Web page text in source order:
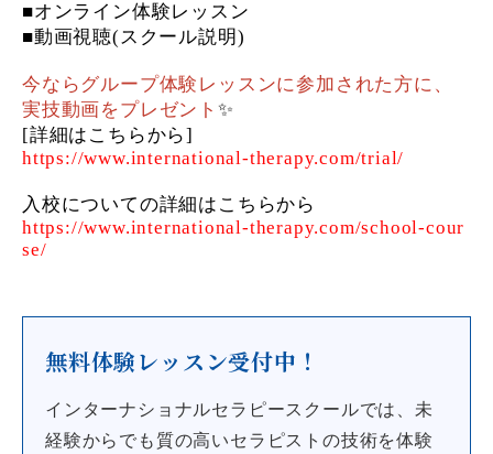
■オンライン体験レッスン
■動画視聴(スクール説明)
今ならグループ体験レッスンに参加された方に、
実技動画をプレゼント ✨
[詳細はこちらから]
https://www.international-therapy.com/trial/
入校についての詳細はこちらから
https://www.international-therapy.com/school-cour
se/
無料体験レッスン受付中！
インターナショナルセラピースクールでは、未
経験からでも質の高いセラピストの技術を体験